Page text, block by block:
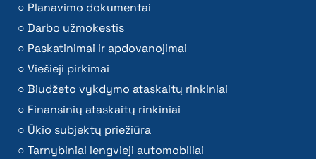
Planavimo dokumentai
Darbo užmokestis
Paskatinimai ir apdovanojimai
Viešieji pirkimai
Biudžeto vykdymo ataskaitų rinkiniai
Finansinių ataskaitų rinkiniai
Ūkio subjektų priežiūra
Tarnybiniai lengvieji automobiliai